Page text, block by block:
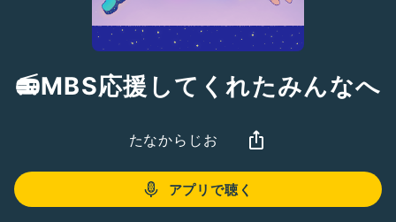
📻MBS応援してくれたみんなへ
たなからじお
アプリで聴く